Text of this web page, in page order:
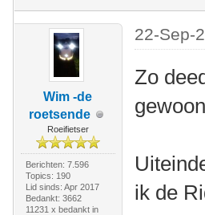
Wim -de
roetsende
Roeifietser
Berichten: 7.596
Topics: 190
Lid sinds: Apr 2017
Bedankt: 3662
11231 x bedankt in
22-Sep-
Zo
ik de